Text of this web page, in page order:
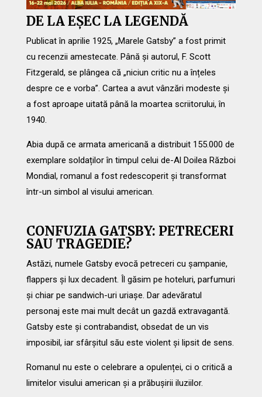
DE LA EȘEC LA LEGENDĂ
Publicat în aprilie 1925, „Marele Gatsby” a fost primit
cu recenzii amestecate. Până și autorul, F. Scott
Fitzgerald, se plângea că „niciun critic nu a înțeles
despre ce e vorba”. Cartea a avut vânzări modeste și
a fost aproape uitată până la moartea scriitorului, în
1940.
Abia după ce armata americană a distribuit 155.000 de
exemplare soldaților în timpul celui de-Al Doilea Război
Mondial, romanul a fost redescoperit și transformat
într-un simbol al visului american.
CONFUZIA GATSBY: PETRECERI
SAU TRAGEDIE?
Astăzi, numele Gatsby evocă petreceri cu șampanie,
flappers și lux decadent. Îl găsim pe hoteluri, parfumuri
și chiar pe sandwich-uri uriașe. Dar adevăratul
personaj este mai mult decât un gazdă extravagantă.
Gatsby este și contrabandist, obsedat de un vis
imposibil, iar sfârșitul său este violent și lipsit de sens.
Romanul nu este o celebrare a opulenței, ci o critică a
limitelor visului american și a prăbușirii iluziilor.